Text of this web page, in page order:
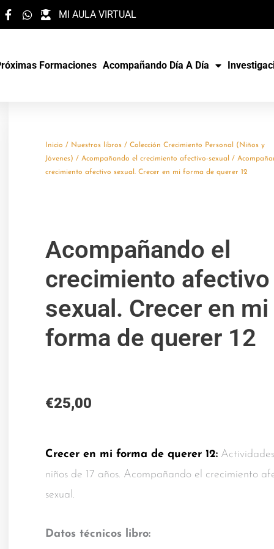
MI AULA VIRTUAL
Formaciones Acompañando Día A Día
Inicio / Nuestros libros / Colección Crecimiento Personal (Niños y
Jóvenes) / Acompañando el crecimiento afectivo-sexual
/
crecimiento afectivo sexual. Crecer en mi forma de querer 12
Acompañando el
crecimiento afectivo
sexual. Crecer en mi
forma de querer 12
€25,00
Crecer en mi forma de querer 12:
niños de 17 años. Acompañando el crecimiento
sexual.
Datos técnicos libro: